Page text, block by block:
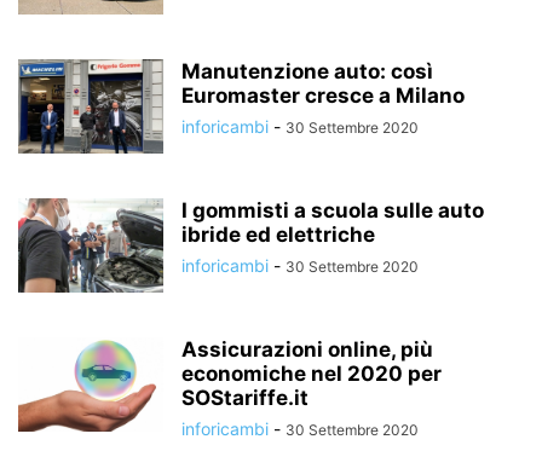
Manutenzione auto: così
Euromaster cresce a Milano
inforicambi - 30 Settembre 2020
I gommisti a scuola sulle auto
ibride ed elettriche
inforicambi - 30 Settembre 2020
Assicurazioni online, più
economiche nel 2020 per
SOStariffe.it
inforicambi - 30 Settembre 2020